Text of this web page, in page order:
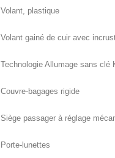
Volant, plastique
Volant gainé de cuir avec
Technologie Allumage sans clé
Couvre-bagages rigide
Siège passager à réglage
Porte-lunettes